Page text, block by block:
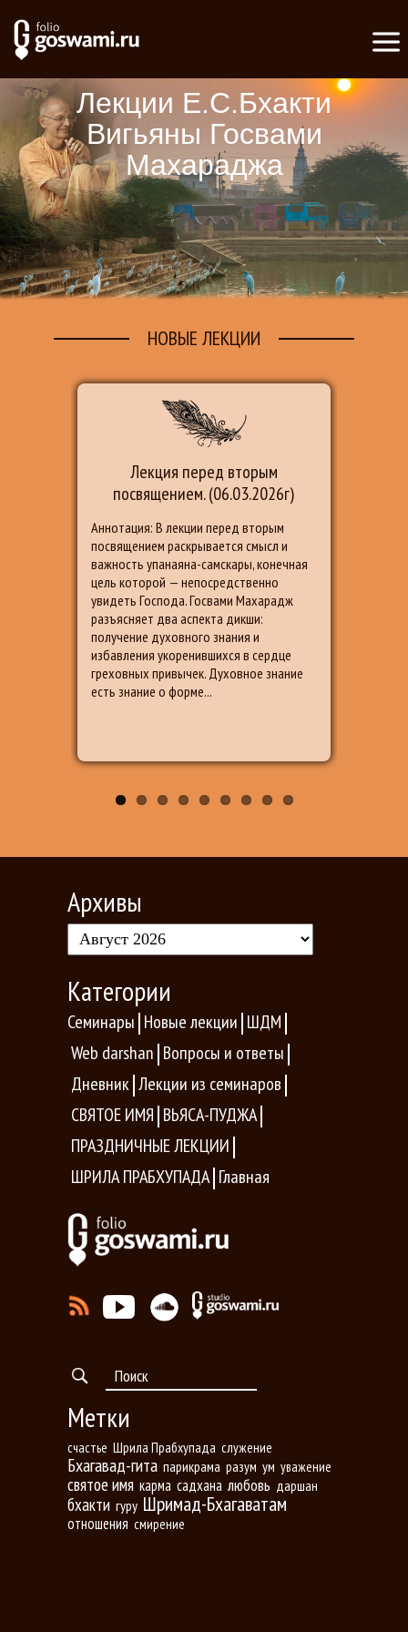
Лекции Е.С.Бхакти
Вигьяны Госвами
Махараджа
НОВЫЕ ЛЕКЦИИ
Лекция перед вторым
посвящением. (06.03.2026г)
Аннотация: В лекции перед вторым
посвящением раскрывается смысл и
важность упанаяна-самскары, конечная
цель которой — непосредственно
увидеть Господа. Госвами Махарадж
разъясняет два аспекта дикши:
получение духовного знания и
избавления укоренившихся в сердце
греховных привычек. Духовное знание
есть знание о форме...
Архивы
Категории
Семинары Новые лекции ШДМ
Web darshan Вопросы и ответы
Дневник Лекции из семинаров
СВЯТОЕ ИМЯ ВЬЯСА-ПУДЖА
ПРАЗДНИЧНЫЕ ЛЕКЦИИ
ШРИЛА ПРАБХУПАДА Главная
Метки
счастье Шрила Прабхупада служение
Бхагавад-гита парикрама разум ум уважение
святое имя карма садхана любовь даршан
бхакти гуру Шримад-Бхагаватам
отношения смирение